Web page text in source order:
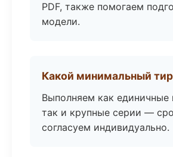
PDF, также помогаем
модели.
Какой минимальный
Выполняем как единичные
так и крупные серии —
согласуем индивидуально.